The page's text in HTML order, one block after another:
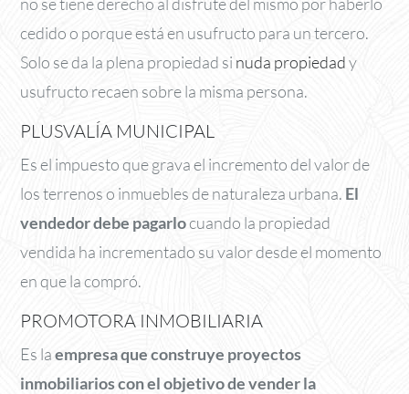
cedido o porque está en usufructo para un tercero.
Solo se da la plena propiedad si nuda propiedady
usufructo recaen sobre la misma persona.
PLUSVALÍA MUNICIPAL
Es el impuesto que grava el incremento del valor de
los terrenos o inmuebles de naturaleza urbana. El
vendedor debe pagarlocuando la propiedad
vendida ha incrementado su valor desde el momento
en que la compró.
PROMOTORA INMOBILIARIA
Es laempresa que construye proyectos
inmobiliarios con el objetivo de vender la